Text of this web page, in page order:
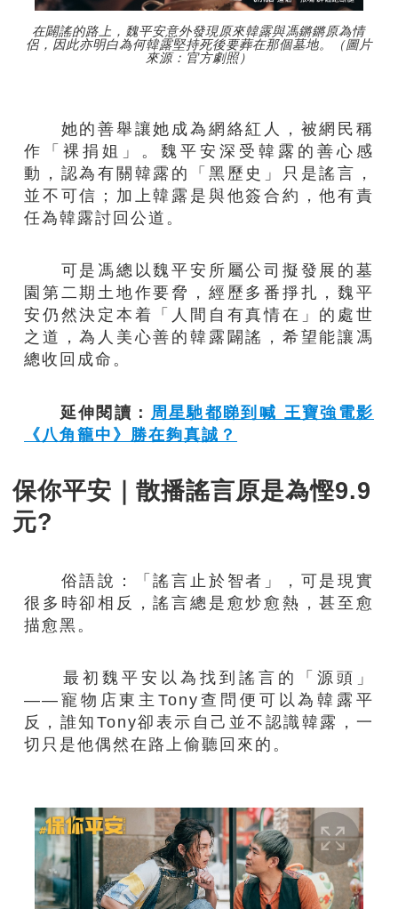
在闢謠的路上，魏平安意外發現原來韓露與馮鏘鏘原為情
侶，因此亦明白為何韓露堅持死後要葬在那個墓地。（圖片
來源：官方劇照）
她的善舉讓她成為網絡紅人，被網民稱
作「裸捐姐」。魏平安深受韓露的善心感
動，認為有關韓露的「黑歷史」只是謠言，
並不可信；加上韓露是與他簽合約，他有責
任為韓露討回公道。
可是馮總以魏平安所屬公司擬發展的墓
園第二期土地作要脅，經歷多番掙扎，魏平
安仍然決定本着「人間自有真情在」的處世
之道，為人美心善的韓露闢謠，希望能讓馮
總收回成命。
延伸閱讀： 周星馳都睇到喊 王寶強電影
《八角籠中》勝在夠真誠？
保你平安｜散播謠言原是為慳9.9
元?
俗語說：「謠言止於智者」，可是現實
很多時卻相反，謠言總是愈炒愈熱，甚至愈
描愈黑。
最初魏平安以為找到謠言的「源頭」
——寵物店東主Tony查問便可以為韓露平
反，誰知Tony卻表示自己並不認識韓露，一
切只是他偶然在路上偷聽回來的。